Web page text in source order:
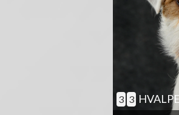
3 3 HVALPE